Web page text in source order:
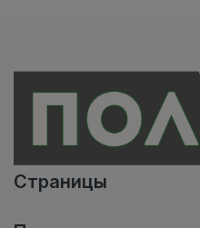
Страницы